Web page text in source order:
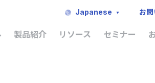
Japanese お
製品紹介 リソース セミナー